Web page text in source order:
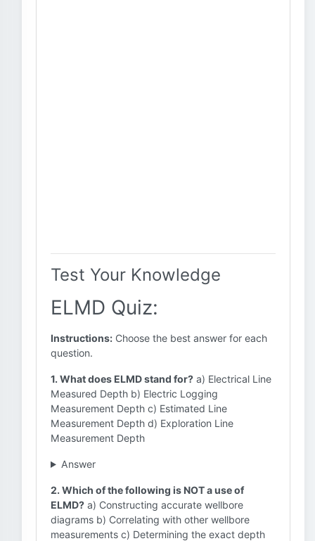
Test Your Knowledge
ELMD Quiz:
Instructions: Choose the best answer for each
question.
1. What does ELMD stand for? a) Electrical Line
Measured Depth b) Electric Logging
Measurement Depth c) Estimated Line
Measurement Depth d) Exploration Line
Measurement Depth
Answer
2. Which of the following is NOT a use of
ELMD? a) Constructing accurate wellbore
diagrams b) Correlating with other wellbore
measurements c) Determining the exact depth